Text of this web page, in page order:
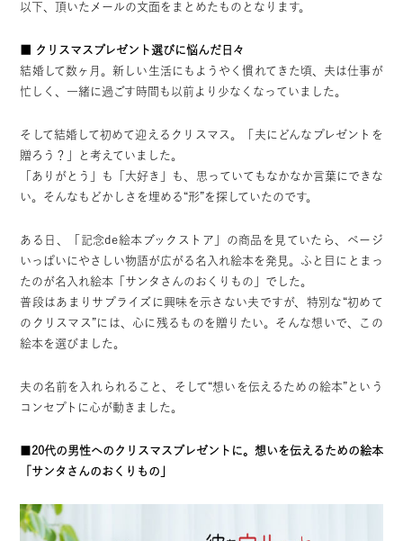
以下、頂いたメールの文面をまとめたものとなります。
■ クリスマスプレゼント選びに悩んだ日々
結婚して数ヶ月。新しい生活にもようやく慣れてきた頃、夫は仕事が
忙しく、一緒に過ごす時間も以前より少なくなっていました。
そして結婚して初めて迎えるクリスマス。
「夫にどんなプレゼントを
贈ろう？」と考えていました。
「ありがとう」も「大好き」も、思っていてもなかなか言葉にできな
い。そんなもどかしさを埋める“形”を探していたのです。
ある日、「記念de絵本ブックストア」の商品を見ていたら、 ページ
いっぱいにやさしい物語が広がる名入れ絵本を発見。ふと目にとまっ
たのが名入れ絵本「サンタさんのおくりもの」でした。
普段はあまりサプライズに興味を示さない夫ですが、特別な“初めて
のクリスマス”には、心に残るものを贈りたい。そんな想いで、この
絵本を選びました。
夫の名前を入れられること、そして“想いを伝えるための絵本”という
コンセプトに心が動きました。
■ 20代の男性へのクリスマスプレゼントに。想いを伝えるための絵本
「サンタさんのおくりもの」